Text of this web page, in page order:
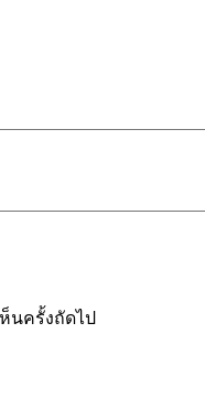
นครั้งถัดไป